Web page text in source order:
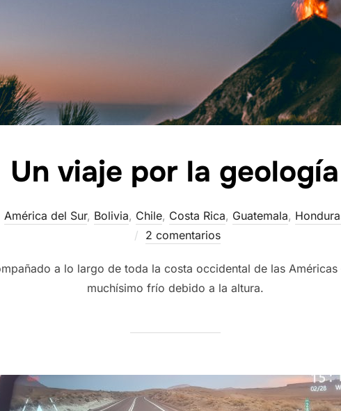
Un viaje por la geología
América del Sur, Bolivia, Chile, Costa Rica, Guatemala,
2 comentarios
a lo largo de toda la costa occidental de las
muchísimo frío debido a la altura.